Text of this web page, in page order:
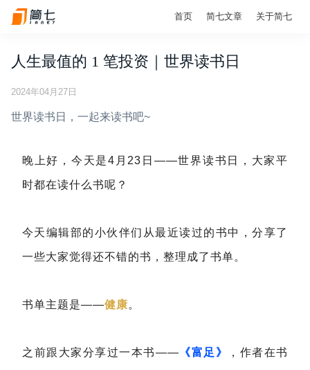
首页 简七文章 关于简七
人生最值的 1 笔投资｜世界读书日
2024年04月27日
世界读书日，一起来读书吧~
晚上好，今天是4月23日——世界读书日，大家平
时都在读什么书呢？
今天编辑部的小伙伴们从最近读过的书中，分享了
一些大家觉得还不错的书，整理成了书单。
书单主题是——健康。
之前跟大家分享过一本书—— 《富足》 ，作者在书